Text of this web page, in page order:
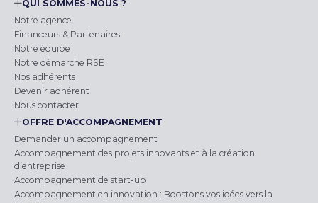
QUI SOMMES-NOUS ?
Notre agence
Financeurs & Partenaires
Notre équipe
Notre démarche RSE
Nos adhérents
Devenir adhérent
Nous contacter
OFFRE D'ACCOMPAGNEMENT
Demander un accompagnement
Accompagnement des projets innovants et à la création
d’entreprise
Accompagnement de start-up
Accompagnement en innovation : Boostons vos idées vers la